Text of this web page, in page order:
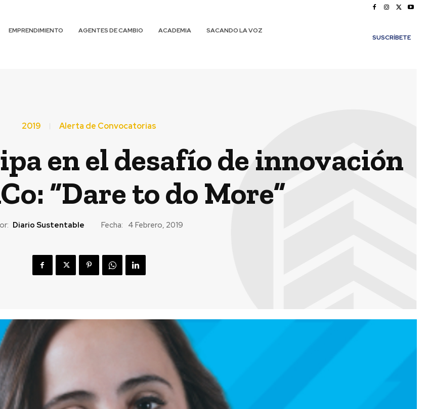
EMPRENDIMIENTO AGENTES DE CAMBIO ACADEMIA
SACANDO LA VOZ
SUSCRÍBETE
2019 Alerta de Convocatorias
en el desafío de innovación
“Dare to do More”
Diario Sustentable Fecha: 4 Febrero, 2019